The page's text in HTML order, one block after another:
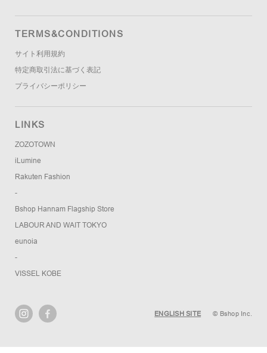
TERMS&CONDITIONS
サイト利用規約
特定商取引法に基づく表記
プライバシーポリシー
LINKS
ZOZOTOWN
iLumine
Rakuten Fashion
-
Bshop Hannam Flagship Store
LABOUR AND WAIT TOKYO
eunoia
-
VISSEL KOBE
ENGLISH SITE © Bshop Inc.